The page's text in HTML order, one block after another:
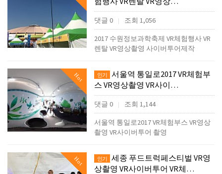
댓글 0 | 조회 1,056
2017 수원정보과학축제 VR체험행사 VR
렌탈 VR영상촬영 사이버투어제작
Hot 인기
서울역 통일로2017 VR체험부
스 VR영상촬영 VR사이…
댓글 0 | 조회 1,144
서울역 통일로2017 VR체험부스 VR영상
촬영 VR사이버투어 촬영
Hot 인기
세종 푸드트럭페스티벌 VR영
상촬영 VR사이버투어 VR체…